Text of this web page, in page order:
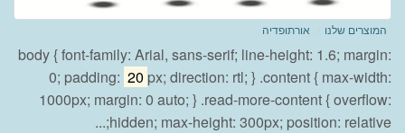
המוצרים שלנו אורתופדיה
body { font-family: Arial, sans-serif; line-height: 1.6; margin:
0; padding: 20 px; direction: rtl; } .content { max-width:
1000px; margin: 0 auto; } .read-more-content { overflow:
hidden; max-height: 300px; position: relative;...